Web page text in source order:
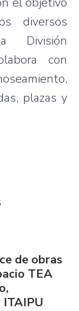
diversos
División
con
plazas y
de obras
TEA